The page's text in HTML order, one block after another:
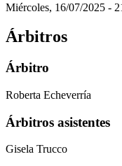
Miércoles, 16/07/2025 -
Árbitros
Árbitro
Roberta Echeverría
Árbitros asistentes
Gisela Trucco